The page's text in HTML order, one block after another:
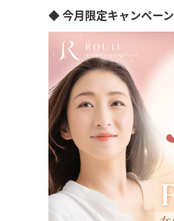
◆ 今月限定キャンペーン